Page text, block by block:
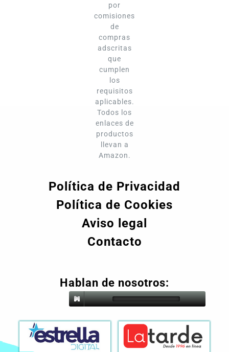
por
comisiones
de
compras
adscritas
que
cumplen
los
requisitos
aplicables.
Todos los
enlaces de
productos
llevan a
Amazon.
Política de Privacidad
Política de Cookies
Aviso legal
Contacto
Hablan de nosotros: